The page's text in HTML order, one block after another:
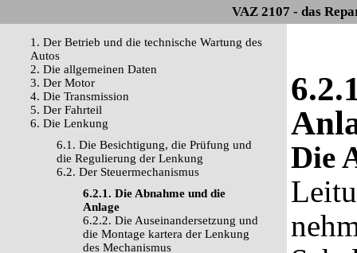
VAZ 2107 - das
1. Der Betrieb und die technische Wartung des
Autos
2. Die allgemeinen Daten
3. Der Motor
4. Die Transmission
5. Der Fahrteil
6. Die Lenkung
6.1. Die Besichtigung, die Prüfung und
die Regulierung der Lenkung
6.2. Der Steuermechanismus
6.2.1. Die Abnahme und die
Anlage
6.2.2. Die Auseinandersetzung und
die Montage kartera der Lenkung
des Mechanismus
Die